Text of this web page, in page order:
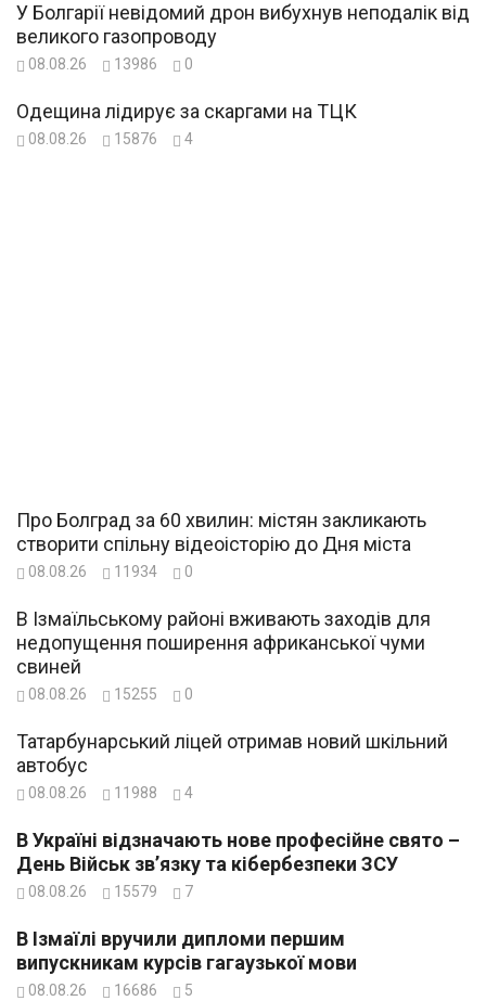
У Болгарії невідомий дрон вибухнув неподалік від
великого газопроводу
08.08.26 13986 0
Одещина лідирує за скаргами на ТЦК
08.08.26 15876 4
Про Болград за 60 хвилин: містян закликають
створити спільну відеоісторію до Дня міста
08.08.26 11934 0
В Ізмаїльському районі вживають заходів для
недопущення поширення африканської чуми
свиней
08.08.26 15255 0
Татарбунарський ліцей отримав новий шкільний
автобус
08.08.26 11988 4
В Україні відзначають нове професійне свято –
День Військ зв’язку та кібербезпеки ЗСУ
08.08.26 15579 7
В Ізмаїлі вручили дипломи першим
випускникам курсів гагаузької мови
08.08.26 16686 5